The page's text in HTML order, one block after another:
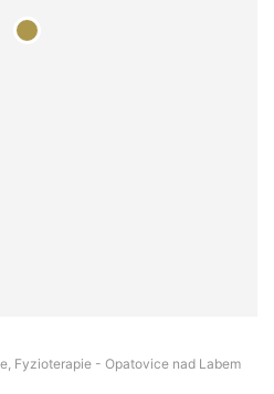
Fyzioterapie - Opatovice nad Labem